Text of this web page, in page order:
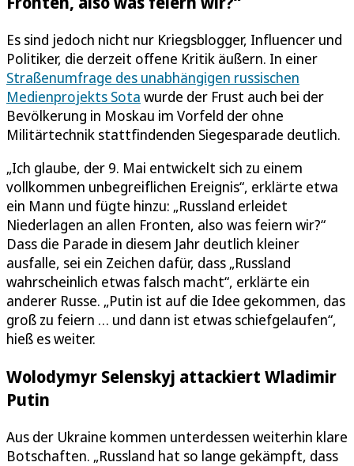
Es sind jedoch nicht nur Kriegsblogger, Influencer und
Politiker, die derzeit offene Kritik äußern. In einer
Straßenumfrage des unabhängigen russischen
Medienprojekts Sota wurde der Frust auch bei der
Bevölkerung in Moskau im Vorfeld der ohne
Militärtechnik stattfindenden Siegesparade deutlich.
„Ich glaube, der 9. Mai entwickelt sich zu einem
vollkommen unbegreiflichen Ereignis“, erklärte etwa
ein Mann und fügte hinzu: „Russland erleidet
Niederlagen an allen Fronten, also was feiern wir?“
Dass die Parade in diesem Jahr deutlich kleiner
ausfalle, sei ein Zeichen dafür, dass „Russland
wahrscheinlich etwas falsch macht“, erklärte ein
anderer Russe. „Putin ist auf die Idee gekommen, das
groß zu feiern … und dann ist etwas schiefgelaufen“,
hieß es weiter.
Wolodymyr Selenskyj attackiert Wladimir
Putin
Aus der Ukraine kommen unterdessen weiterhin klare
Botschaften. „Russland hat so lange gekämpft, dass